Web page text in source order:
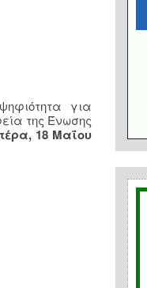
για
της Ένωσης
18 Μαΐου